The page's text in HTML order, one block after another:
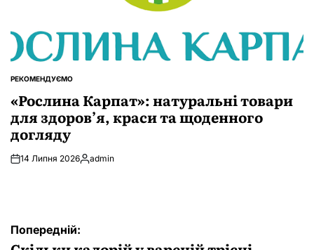
ОПУБЛІКУВАТИ
РЕКОМЕНДУЄМО
«Рослина Карпат»: натуральні товари
для здоров’я, краси та щоденного
догляду
14 Липня 2026Опубліковано
admin
Навігація
Попередній: